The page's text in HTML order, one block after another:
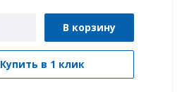
В корзину
Купить в 1 клик